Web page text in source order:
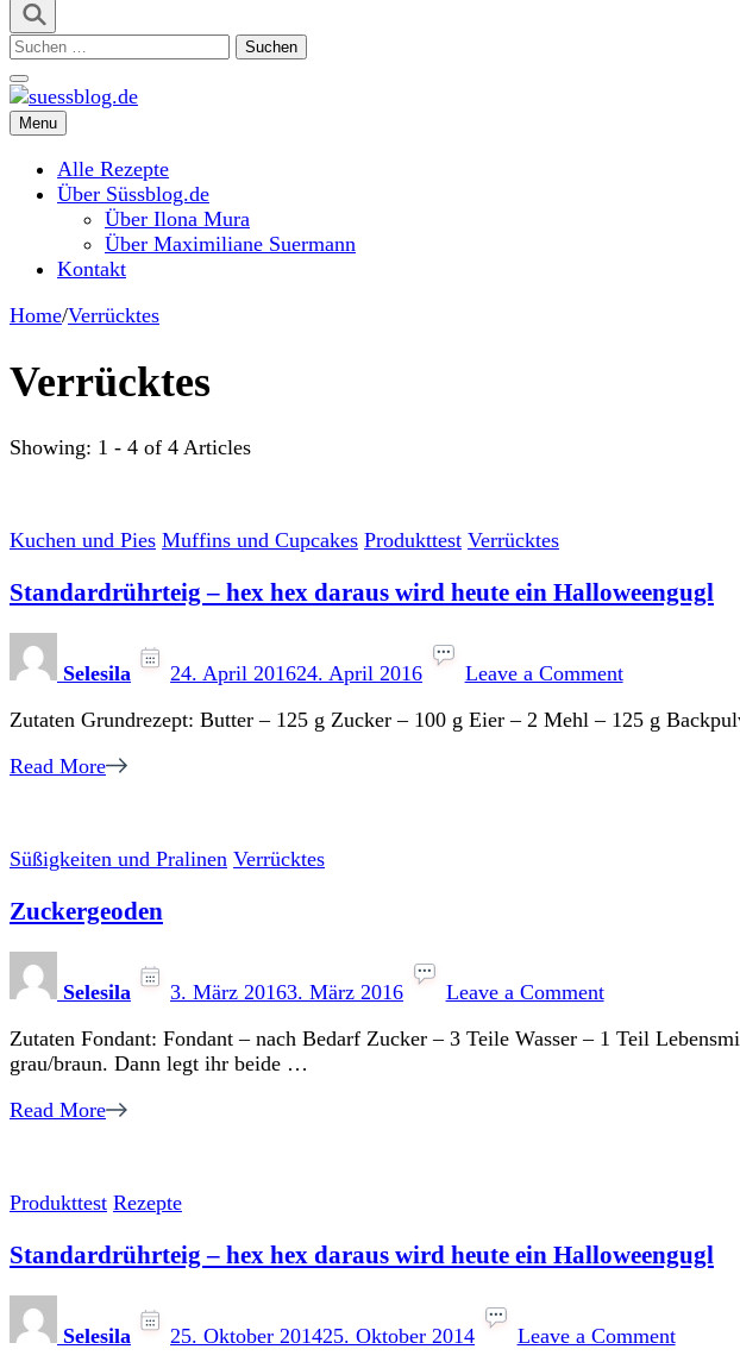
Suchen
suessblog.de
Menu
Alle Rezepte
Über Süssblog.de
Über Ilona Mura
Über Maximiliane Suermann
Kontakt
Home/Verrücktes
Verrücktes
Showing: 1 - 4 of 4 Articles
Kuchen und Pies Muffins und Cupcakes Produkttest Verrücktes
Standardrührteig – hex hex daraus wird heute ein Halloweengugl
Selesila 24. April 201624. April 2016 Leave a Comment
hex
Zutaten Grundrezept: Butter – 125 g Zucker – 100 g Eier – 2 Mehl – 125 g
Read More
Süßigkeiten und Pralinen Verrücktes
Zuckergeoden
Selesila 3. März 20163. März 2016 Leave a CommentZuckergeoden
Zutaten Fondant: Fondant – nach Bedarf Zucker – 3 Teile Wasser – 1 Teil
grau/braun. Dann legt ihr beide …
Read More
Produkttest Rezepte
Standardrührteig – hex hex daraus wird heute ein Halloweengugl
Selesila 25. Oktober 201425. Oktober 2014 Leave a Comment